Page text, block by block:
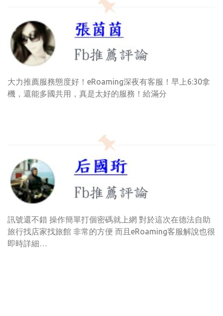
大力推薦服務態度好！eRoaming深夜有客服！早上6:30拿
機，還能多國共用，真是太好的服務！給滿分
訊號還不錯 操作簡單打個密碼就上網 對於這次在德法自助
旅行找店家找旅館 非常的方便 而且eRoaming客服解說也很
即時詳細…